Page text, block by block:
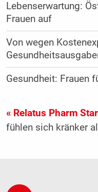
Lebenserwartung:
Frauen auf
Von wegen
Gesundheit: Frauen
« Relatus Pharm
fühlen sich kränker